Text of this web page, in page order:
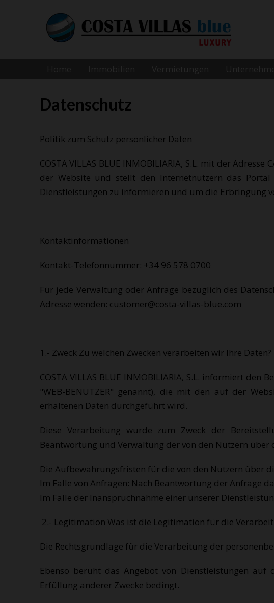
Datenschutz
Politik zum Schutz persönlicher Daten
COSTA VILLAS BLUE INMOBILIARIA, S.L. mit der
der Website und stellt den Internetnutzern das Portal
Dienstleistungen zu informieren und um die Erbringung
Kontaktinformationen
Kontakt-Telefonnummer: +34 96 578 0700
Für jede Verwaltung oder Anfrage bezüglich des
Adresse wenden: customer@costa-villas-blue.com
1.- Zweck Zu welchen Zwecken verarbeiten wir Ihre Daten?
COSTA VILLAS BLUE INMOBILIARIA, S.L. informiert
"WEB-BENUTZER" genannt), die mit den auf der
erhaltenen Daten durchgeführt wird.
Diese Verarbeitung wurde zum Zweck der
Beantwortung und Verwaltung der von den Nutzern über
Die Aufbewahrungsfristen für die von den Nutzern über
Im Falle von Anfragen: Nach Beantwortung der Anfrage
Im Falle der Inanspruchnahme einer unserer
2.- Legitimation Was ist die Legitimation für die
Die Rechtsgrundlage für die Verarbeitung der
Ebenso beruht das Angebot von Dienstleistungen
Erfüllung anderer Zwecke bedingt.